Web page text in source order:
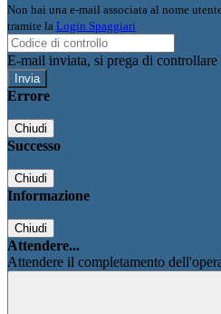
Non hai una e-mail associata al nome
tramite la Login Spaggiari
E-mail inviata, si prega di controllare
Errore
Chiudi
Successo
Chiudi
Informazione
Chiudi
Attendere...
Attendere il completamento